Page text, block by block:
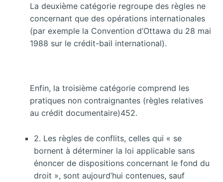
La deuxième catégorie regroupe des règles ne
concernant que des opérations internationales
(par exemple la Convention d’Ottawa du 28 mai
1988 sur le crédit-bail international).
Enfin, la troisième catégorie comprend les
pratiques non contraignantes (règles relatives
au crédit documentaire)452.
2. Les règles de conflits, celles qui « se
bornent à déterminer la loi applicable sans
énoncer de dispositions concernant le fond du
droit », sont aujourd’hui contenues, sauf